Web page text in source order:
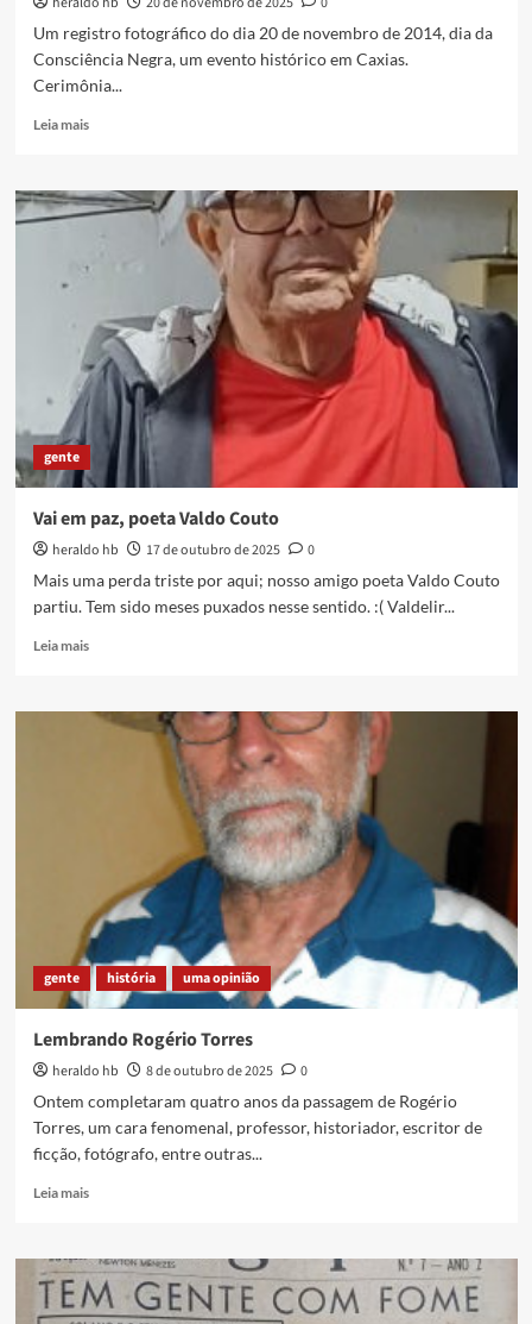
Um registro fotográfico do dia 20 de novembro de 2014, dia da
Consciência Negra, um evento histórico em Caxias.
Cerimônia...
Leia maisRead
Uma
pequena
de
novembro
de
2014
gente
Vai em paz, poeta Valdo Couto
heraldo hb 17 de outubro de 2025
0
Mais uma perda triste por aqui; nosso amigo poeta Valdo Couto
partiu. Tem sido meses puxados nesse sentido. :( Valdelir...
Leia maisRead
Vai
gente história uma opinião
Lembrando Rogério Torres
heraldo hb 8 de outubro de 2025
0
Ontem completaram quatro anos da passagem de Rogério
Torres, um cara fenomenal, professor, historiador, escritor de
ficção, fotógrafo, entre outras...
Leia maisRead
Lembrando
Rogério
Torres